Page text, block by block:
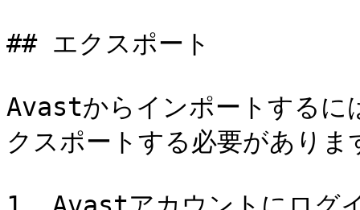
## エクスポート
Avastからインポートするに
クスポートする必要がありま